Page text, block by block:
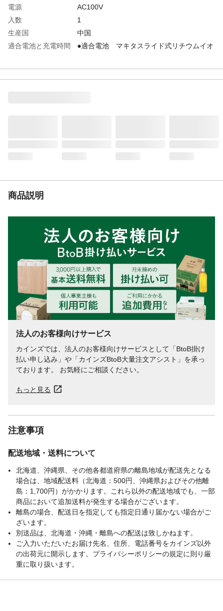
電源
AC100V
入数
1
生産国
中国
適合電池と充電時間
●適合電池 マキタスライド式リチウムイオ
商品説明
法人のお客様向けサービス
カインズでは、法人のお客様向けサービスとして「BtoB掛け
払い申し込み」や「カインズBtoB大量注文アシスト」を承っ
ております。 お気軽にご相談ください。
もっと見る
注意事項
配送地域・送料について
北海道、沖縄県、その他各都道府県の離島地域が配送先となる
場合は、地域配送料（北海道：500円、沖縄県およびその他離
島：1,700円）がかかります。これら以外の配送地域でも、一部
商品において追加送料が発生する場合がございます。
離島の場合、配送日を指定しても指定日通り届かない場合がご
ざいます。
別送品は、北海道・沖縄・離島への配送は致しかねます。
ご入力いただいたお届け先名、住所、電話番号をカインズ以外
の出荷元に開示します。プライバシーポリシーの規定に則り厳
重に取り扱います。